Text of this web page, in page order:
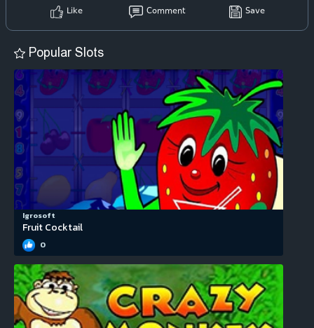
Like Comment Save
Popular Slots
Igrosoft
Fruit Cocktail
0